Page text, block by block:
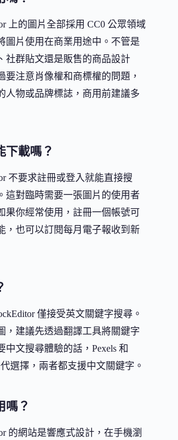
上的圖片全部採用 CC0 公眾領域
圖片使用在商業用途中。不管是
社群貼文還是販售的商品設計
要注意肖像權和商標權的問題，
人物或品牌標誌，商用前建議多
下載嗎？
不要求註冊或登入就能直接搜
這對臨時需要一張圖片的使用者
果你經常使用，註冊一個帳號可
，也可以訂閱每月電子報收到新
僅接受英文關鍵字搜尋。
，建議先透過翻譯工具將關鍵字
文搜尋體驗的話，Pexels 和
選擇，兩者都支援中文關鍵字。
嗎？
的網站是響應式設計，在手機瀏